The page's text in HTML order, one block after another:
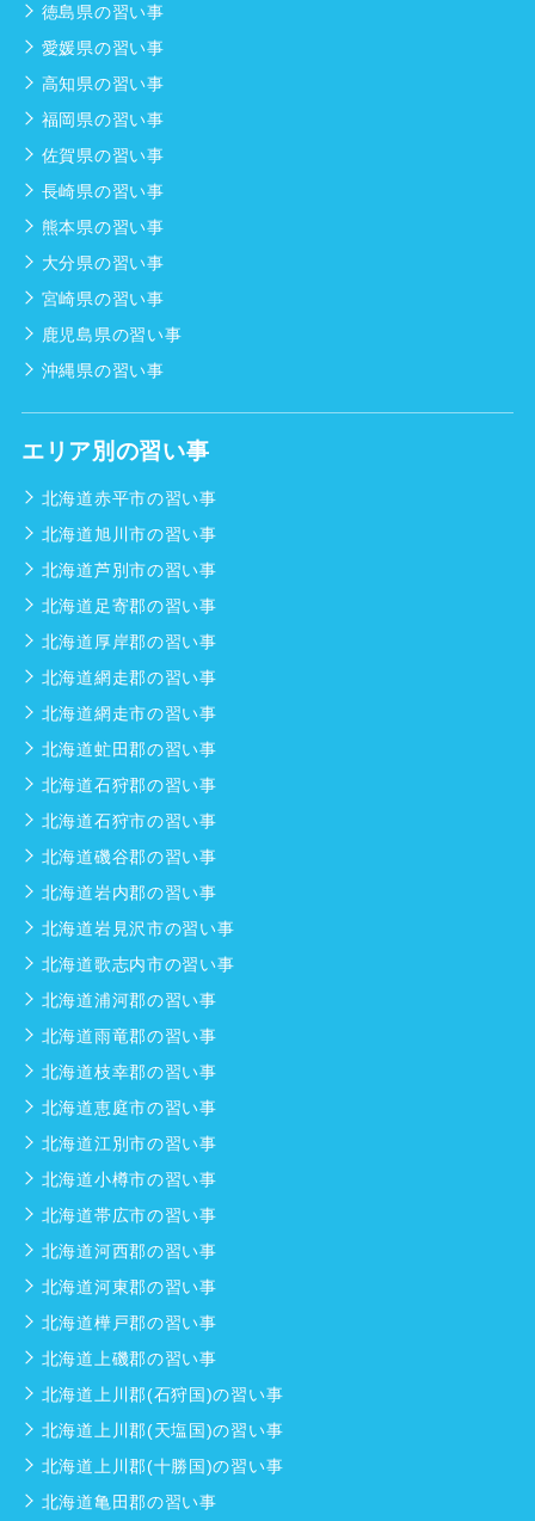
徳島県の習い事
愛媛県の習い事
高知県の習い事
福岡県の習い事
佐賀県の習い事
長崎県の習い事
熊本県の習い事
大分県の習い事
宮崎県の習い事
鹿児島県の習い事
沖縄県の習い事
エリア別の習い事
北海道赤平市の習い事
北海道旭川市の習い事
北海道芦別市の習い事
北海道足寄郡の習い事
北海道厚岸郡の習い事
北海道網走郡の習い事
北海道網走市の習い事
北海道虻田郡の習い事
北海道石狩郡の習い事
北海道石狩市の習い事
北海道磯谷郡の習い事
北海道岩内郡の習い事
北海道岩見沢市の習い事
北海道歌志内市の習い事
北海道浦河郡の習い事
北海道雨竜郡の習い事
北海道枝幸郡の習い事
北海道恵庭市の習い事
北海道江別市の習い事
北海道小樽市の習い事
北海道帯広市の習い事
北海道河西郡の習い事
北海道河東郡の習い事
北海道樺戸郡の習い事
北海道上磯郡の習い事
北海道上川郡(石狩国)の習い事
北海道上川郡(天塩国)の習い事
北海道上川郡(十勝国)の習い事
北海道亀田郡の習い事